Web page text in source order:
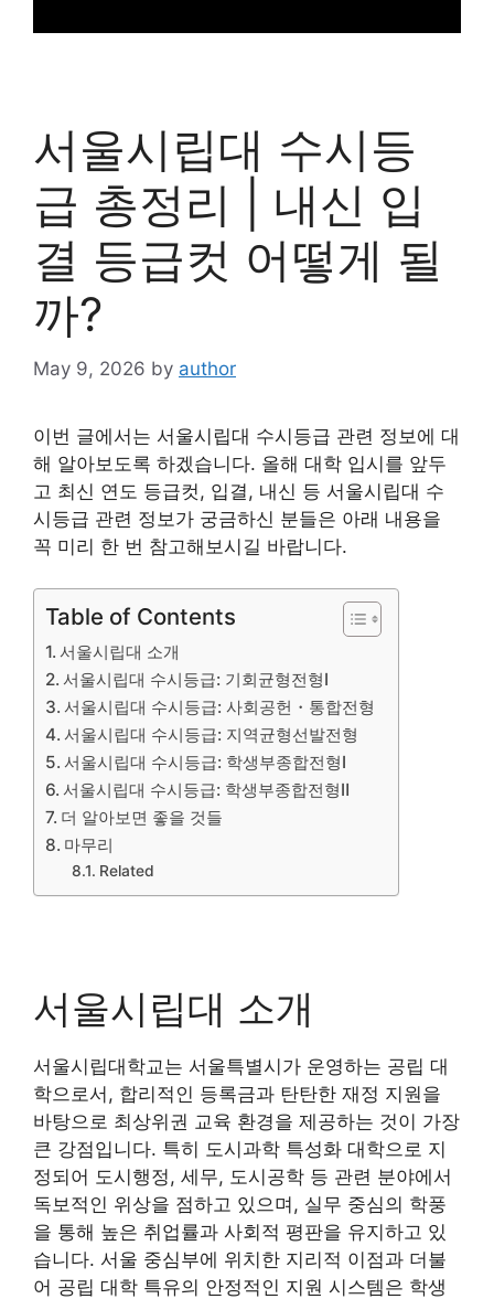
서울시립대 수시등
급 총정리 | 내신 입
결 등급컷 어떻게 될
까?
May 9, 2026 by author
이번 글에서는 서울시립대 수시등급 관련 정보에 대
해 알아보도록 하겠습니다. 올해 대학 입시를 앞두
고 최신 연도 등급컷, 입결, 내신 등 서울시립대 수
시등급 관련 정보가 궁금하신 분들은 아래 내용을
꼭 미리 한 번 참고해보시길 바랍니다.
Table of Contents
서울시립대 소개
서울시립대 수시등급: 기회균형전형Ⅰ
서울시립대 수시등급: 사회공헌・통합전형
서울시립대 수시등급: 지역균형선발전형
서울시립대 수시등급: 학생부종합전형Ⅰ
서울시립대 수시등급: 학생부종합전형Ⅱ
더 알아보면 좋을 것들
마무리
Related
서울시립대 소개
서울시립대학교는 서울특별시가 운영하는 공립 대
학으로서, 합리적인 등록금과 탄탄한 재정 지원을
바탕으로 최상위권 교육 환경을 제공하는 것이 가장
큰 강점입니다. 특히 도시과학 특성화 대학으로 지
정되어 도시행정, 세무, 도시공학 등 관련 분야에서
독보적인 위상을 점하고 있으며, 실무 중심의 학풍
을 통해 높은 취업률과 사회적 평판을 유지하고 있
습니다. 서울 중심부에 위치한 지리적 이점과 더불
어 공립 대학 특유의 안정적인 지원 시스템은 학생